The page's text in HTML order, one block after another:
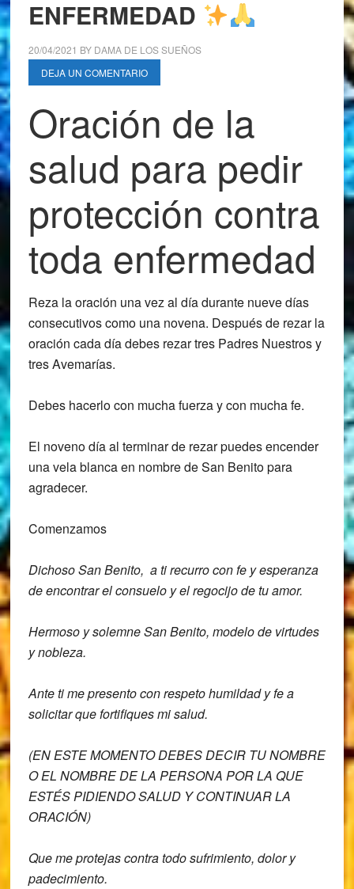
ENFERMEDAD
20/04/2021 BY DAMA DE LOS SUEÑOS
DEJA UN COMENTARIO
Oración de la
salud para pedir
protección contra
toda enfermedad
Reza la oración una vez al día durante nueve días
consecutivos como una novena. Después de rezar la
oración cada día debes rezar tres Padres Nuestros y
tres Avemarías.
Debes hacerlo con mucha fuerza y con mucha fe.
El noveno día al terminar de rezar puedes encender
una vela blanca en nombre de San Benito para
agradecer.
Comenzamos
Dichoso San Benito, a ti recurro con fe y esperanza
de encontrar el consuelo y el regocijo de tu amor.
Hermoso y solemne San Benito, modelo de virtudes
y nobleza.
Ante ti me presento con respeto humildad y fe a
solicitar que fortifiques mi salud.
(EN ESTE MOMENTO DEBES DECIR TU NOMBRE
O EL NOMBRE DE LA PERSONA POR LA QUE
ESTÉS PIDIENDO SALUD Y CONTINUAR LA
ORACIÓN)
Que me protejas contra todo sufrimiento, dolor y
padecimiento.